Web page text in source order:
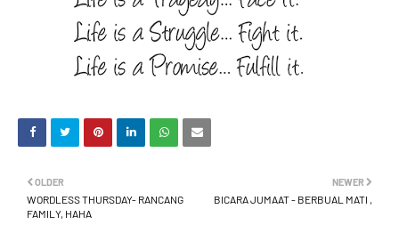
NEWER
BICARA JUMAAT - BERBUAL MATI ,
OLDER
WORDLESS THURSDAY- RANCANG
FAMILY, HAHA